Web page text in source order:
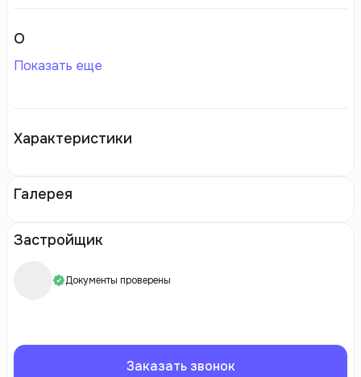
О
Показать еще
Характеристики
Галерея
Застройщик
Документы проверены
Заказать звонок